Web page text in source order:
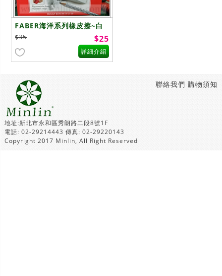
FABER海洋系列橡皮擦~白
色
$35 $25
詳細介紹
購物須知
聯絡我們
地址:新北市永和區秀朗路二段8號1F
電話: 02-29214443 傳真: 02-29220143
Copyright 2017 Minlin, All Right Reserved